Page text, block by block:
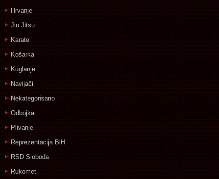
Hrvanje
Jiu Jitsu
Karate
Košarka
Kuglanje
Navijači
Nekategorisano
Odbojka
Plivanje
Reprezentacija BiH
RSD Sloboda
Rukomet